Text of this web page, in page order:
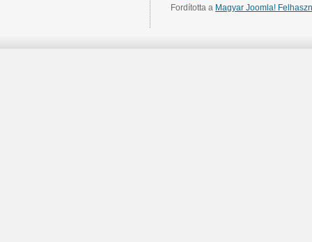
Fordította a Magyar Joomla!